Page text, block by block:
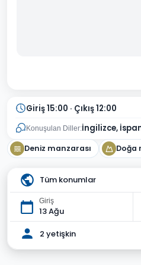
Giriş 15:00 · Çıkış 12:00
Konuşulan Diller:İngilizce,
Deniz manzarası Doğa
Tüm konumlar
Giriş
13 Ağu
2 yetişkin